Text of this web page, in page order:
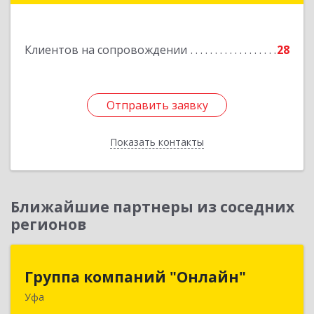
Клиентов на сопровождении 28
Отправить заявку
Показать контакты
Отправить заявку
Назад
Ближайшие партнеры из соседних
регионов
Группа компаний "Онлайн"
Уфа
Группа компаний "Онлайн"
450006, Башкортостан Респ, г.о. город Уфа, Уфа